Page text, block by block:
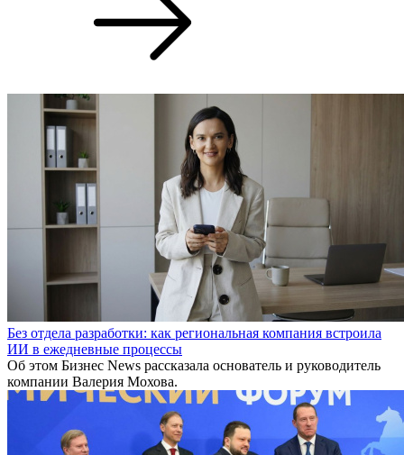
Без отдела разработки: как региональная компания встроила
ИИ в ежедневные процессы
Об этом Бизнес News рассказала основатель и руководитель
компании Валерия Мохова.